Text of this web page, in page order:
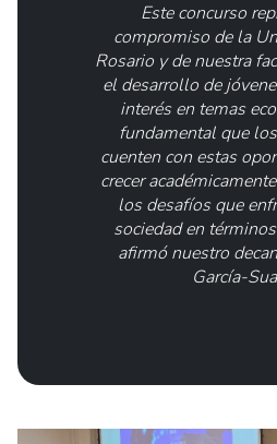
Este concurso
compromiso de la
Rosario y de nuestra
el desarrollo de
interés en temas
fundamental que
cuenten con estas
crecer
los desafíos que
sociedad en
afirmó nuestro
García-